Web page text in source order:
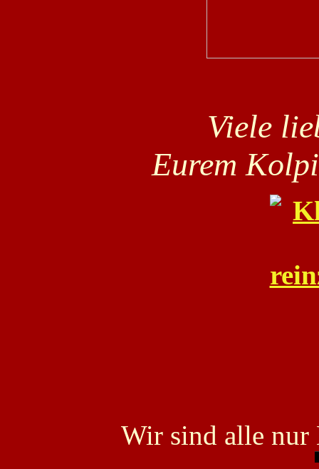
Viele
Eurem
Wir sind alle nur